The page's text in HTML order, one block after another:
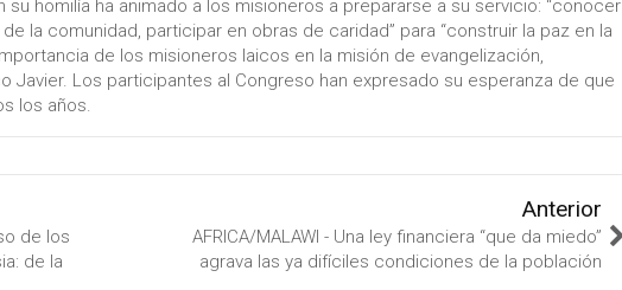
su homilía ha animado a los misioneros a prepararse a su servicio: “conocer
la comunidad, participar en obras de caridad” para “construir la paz en la
de los misioneros laicos en la misión de evangelización,
Javier. Los participantes al Congreso han expresado su esperanza de que
los años.
de los
de la
Anterior
AFRICA/MALAWI - Una ley financiera “que da miedo”
agrava las ya difíciles condiciones de la población